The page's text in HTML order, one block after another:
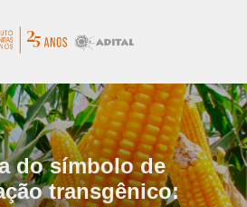
do símbolo de
transgênico: